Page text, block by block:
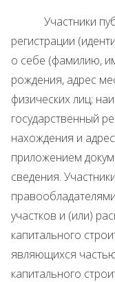
Участники
регистрации
о себе (фамилию,
рождения, адрес
физических лиц;
государственный
нахождения и
приложением
сведения.
участков и (или)
капитального
являющихся
капитального